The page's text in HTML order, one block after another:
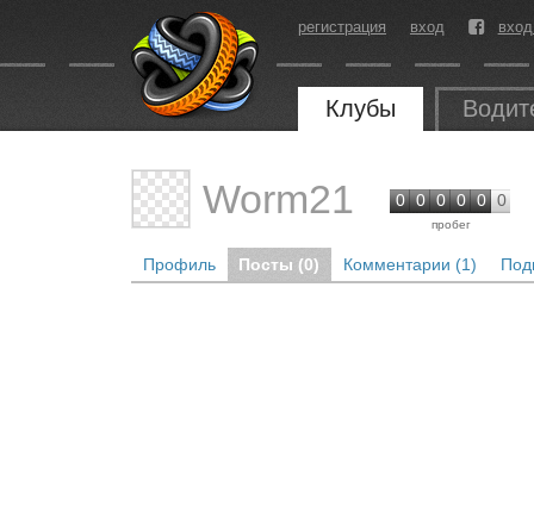
регистрация вход
Клубы
Worm21 0 0 0 0 0 0
пробег
Профиль Посты (0) Комментарии (1)